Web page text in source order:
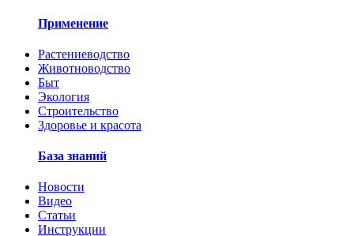
Применение
Растениеводство
Животноводство
Быт
Экология
Строительство
Здоровье и красота
База знаний
Новости
Видео
Статьи
Инструкции